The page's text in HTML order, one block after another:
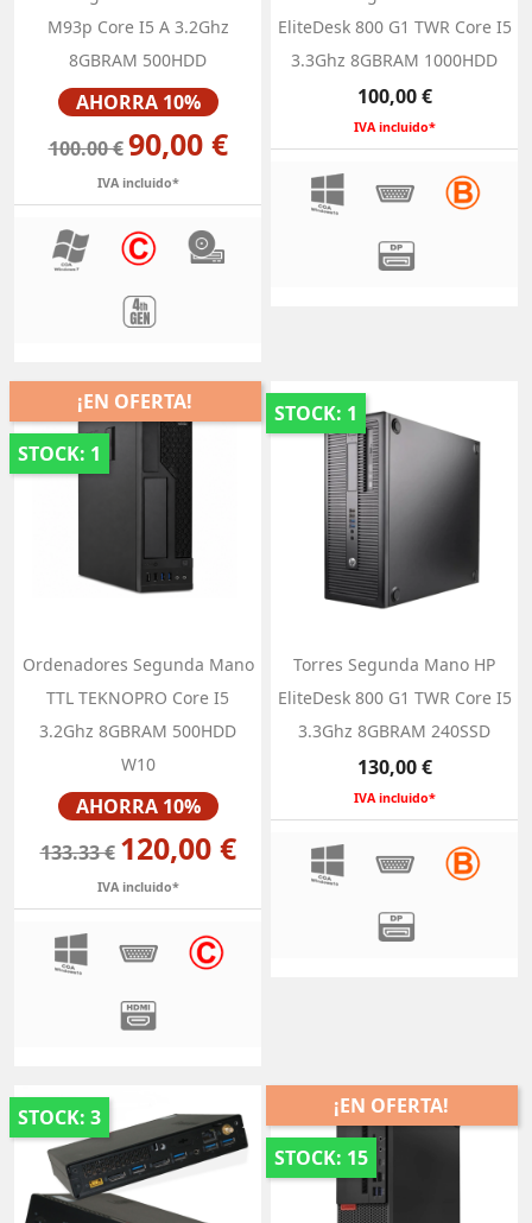
M93p Core I5 A 3.2Ghz
8GBRAM 500HDD
Precio
AHORRA 10%
100.00 € 90,00 €
IVA incluido*
EliteDesk 800 G1 TWR Core I5
3.3Ghz 8GBRAM 1000HDD
Precio
100,00 €
IVA incluido*
¡EN OFERTA!
STOCK: 1
Ordenadores Segunda Mano
TTL TEKNOPRO Core I5
3.2Ghz 8GBRAM 500HDD
W10
Precio
AHORRA 10%
133.33 € 120,00 €
IVA incluido*
STOCK: 1
Torres Segunda Mano HP
EliteDesk 800 G1 TWR Core I5
3.3Ghz 8GBRAM 240SSD
Precio
130,00 €
IVA incluido*
STOCK: 3
¡EN OFERTA!
STOCK: 15